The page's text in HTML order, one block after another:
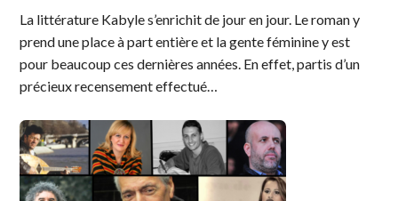
La littérature Kabyle s’enrichit de jour en jour. Le roman y
prend une place à part entière et la gente féminine y est
pour beaucoup ces dernières années. En effet, partis d’un
précieux recensement effectué…